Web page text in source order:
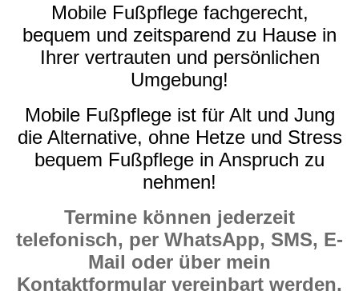
Mobile Fußpflege fachgerecht,
bequem und zeitsparend zu Hause in
Ihrer vertrauten und persönlichen
Umgebung!
Mobile Fußpflege ist für Alt und Jung
die Alternative, ohne Hetze und Stress
bequem Fußpflege in Anspruch zu
nehmen!
Termine können jederzeit
telefonisch, per WhatsApp, SMS, E-
Mail oder über mein
Kontaktformular vereinbart werden,